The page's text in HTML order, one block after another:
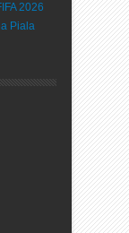
2026
Piala